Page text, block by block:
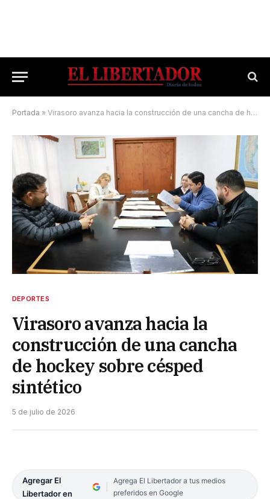
Portada » Virasoro avanza hacia la construcción de una cancha de hockey sobre césped sintético
DEPORTES
Virasoro avanza hacia la
construcción de una cancha
de hockey sobre césped
sintético
5 de julio de 2026
Agregar El
Libertador en
Agrega El Libertador a tus medios
preferidos en Google